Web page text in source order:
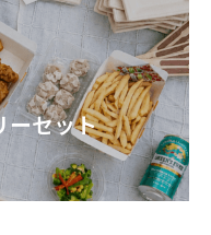
ーセット